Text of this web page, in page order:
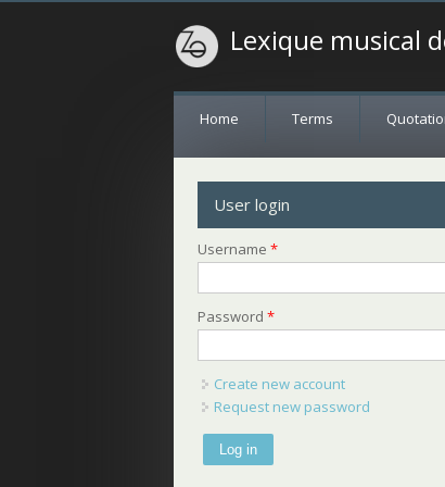
Lexique musical
Home Terms
User login
Username*
Password*
Create new account
Request new password